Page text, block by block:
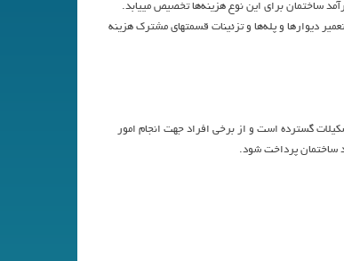
ساختمان براي اين نوع هزينه‌ها تخصيص مييابد.
ديوارها و پله‌ها و تزئينات قسمتهاي مشترك هزينه
گسترده است و از برخي افراد جهت انجام امور
ساختمان پرداخت شود.